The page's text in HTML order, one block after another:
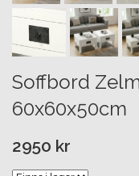
Soffbord
60x60x50cm
2950 kr